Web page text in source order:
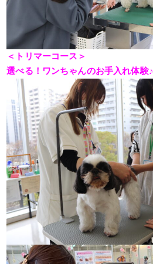
＜トリマーコース＞
選べる！ワンちゃんのお手入れ体験♪